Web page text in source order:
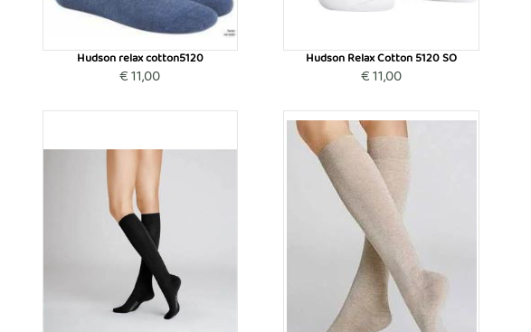
Hudson relax cotton5120
€ 11,00
Hudson Relax Cotton 5120 SO
€ 11,00